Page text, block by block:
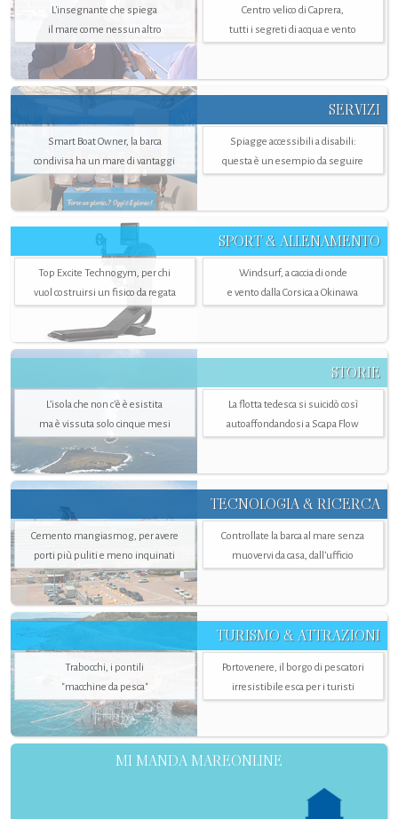
L'insegnante che spiega
il mare come nessun altro
Centro velico di Caprera,
tutti i segreti di acqua e vento
SERVIZI
Smart Boat Owner, la barca
condivisa ha un mare di vantaggi
Spiagge accessibili a disabili:
questa è un esempio da seguire
SPORT & ALLENAMENTO
Top Excite Technogym, per chi
vuol costruirsi un fisico da regata
Windsurf, a caccia di onde
e vento dalla Corsica a Okinawa
STORIE
L’isola che non c'è è esistita
ma è vissuta solo cinque mesi
La flotta tedesca si suicidò così
autoaffondandosi a Scapa Flow
TECNOLOGIA & RICERCA
Cemento mangiasmog, per avere
porti più puliti e meno inquinati
Controllate la barca al mare senza
muovervi da casa, dall’ufficio
TURISMO & ATTRAZIONI
Trabocchi, i pontili
"macchine da pesca"
Portovenere, il borgo di pescatori
irresistibile esca per i turisti
MI MANDA MAREONLINE